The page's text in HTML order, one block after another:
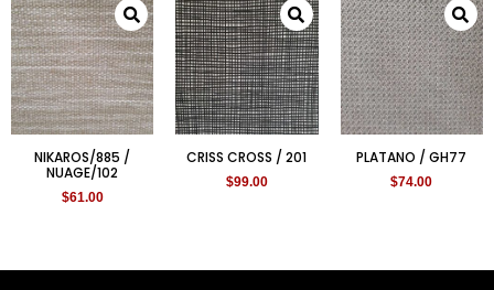
NIKAROS/885 /
NUAGE/102
$61.00
CRISS CROSS / 201
$99.00
PLATANO / GH77
$74.00